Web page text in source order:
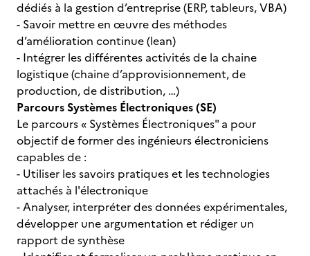
dédiés à la gestion d’entreprise (ERP, tableurs, VBA)
- Savoir mettre en œuvre des méthodes
d’amélioration continue (lean)
- Intégrer les différentes activités de la chaine
logistique (chaine d’approvisionnement, de
production, de distribution, …)
Parcours Systèmes Électroniques (SE)
Le parcours « Systèmes Électroniques" a pour
objectif de former des ingénieurs électroniciens
capables de :
- Utiliser les savoirs pratiques et les technologies
attachés à l'électronique
- Analyser, interpréter des données expérimentales,
développer une argumentation et rédiger un
rapport de synthèse